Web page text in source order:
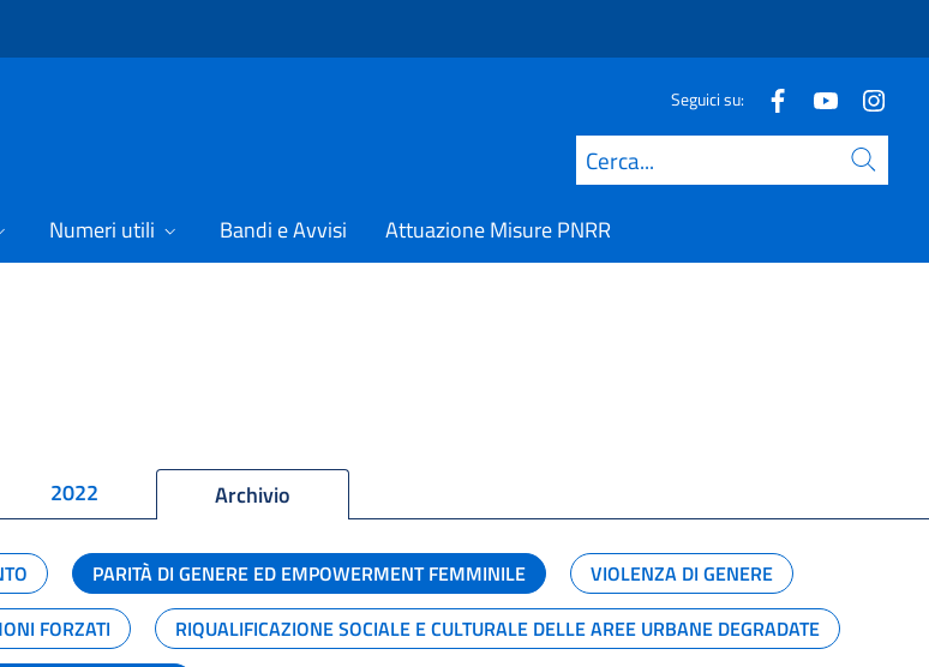
Seguici su:
Cerca
Numeri utili Bandi e Avvisi Attuazione Misure PNRR
2022 Archivio
PARITÀ DI GENERE ED EMPOWERMENT FEMMINILE
VIOLENZA DI GENERE
FORZATI
RIQUALIFICAZIONE SOCIALE E CULTURALE DELLE AREE URBANE DEGRADATE